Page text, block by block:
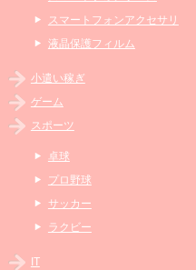
スマートフォンアクセサリ
液晶保護フィルム
小遣い稼ぎ
ゲーム
スポーツ
卓球
プロ野球
サッカー
ラクビー
IT